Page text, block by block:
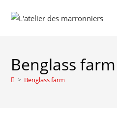
Benglass farm
> Benglass farm